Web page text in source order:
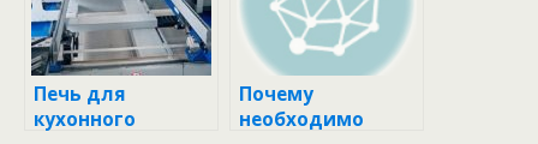
Печь для
кухонного
Почему
необходимо